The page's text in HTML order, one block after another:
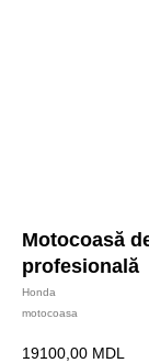
Motocoasă
profesională
Honda
motocoasa
19100,00 MDL